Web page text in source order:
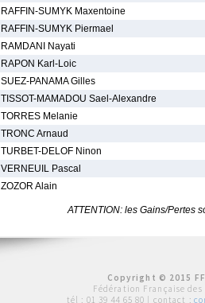
RAFFIN-SUMYK Maxentoine
RAFFIN-SUMYK Piermael
RAMDANI Nayati
RAPON Karl-Loic
SUEZ-PANAMA Gilles
TISSOT-MAMADOU Sael-Alexandre
TORRES Melanie
TRONC Arnaud
TURBET-DELOF Ninon
VERNEUIL Pascal
ZOZOR Alain
ATTENTION: les Gains/Pertes
Copyright © 2015
Fédération Française des
tél : 01 39 44 65 80 | contact :